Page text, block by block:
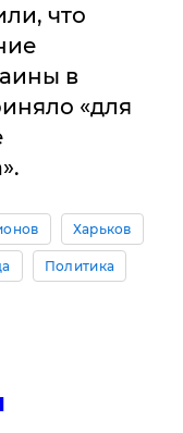
что
в
«для
Харьков
Политика